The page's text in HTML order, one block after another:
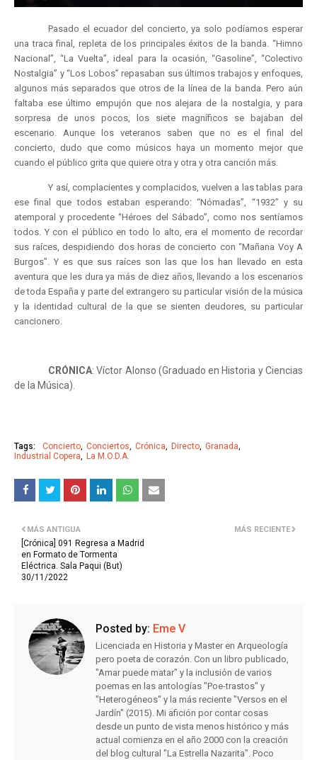
Pasado el ecuador del concierto, ya solo podíamos esperar
una traca final, repleta de los principales éxitos de la banda. “Himno
Nacional”, “La Vuelta”, ideal para la ocasión, “Gasoline”, “Colectivo
Nostalgia” y “Los Lobos” repasaban sus últimos trabajos y enfoques,
algunos más separados que otros de la línea de la banda. Pero aún
faltaba ese último empujón que nos alejara de la nostalgia, y para
sorpresa de unos pocos, los siete magníficos se bajaban del
escenario. Aunque los veteranos saben que no es el final del
concierto, dudo que como músicos haya un momento mejor que
cuando el público grita que quiere otra y otra y otra canción más.
Y así, complacientes y complacidos, vuelven a las tablas para
ese final que todos estaban esperando: “Nómadas”, “1932” y su
atemporal y procedente “Héroes del Sábado”, como nos sentíamos
todos. Y con el público en todo lo alto, era el momento de recordar
sus raíces, despidiendo dos horas de concierto con “Mañana Voy A
Burgos”. Y es que sus raíces son las que los han llevado en esta
aventura que les dura ya más de diez años, llevando a los escenarios
de toda España y parte del extrangero su particular visión de la música
y la identidad cultural de la que se sienten deudores, su particular
cancionero.
CRÓNICA: Víctor Alonso (Graduado en Historia y Ciencias
de la Música).
Tags: Concierto Conciertos Crónica Directo Granada
Industrial Copera
La M.O.D.A.
MÁS RECIENTE
MÁS ANTIGUA
[Crónica] 091 Regresa a Madrid
en Formato de Tormenta
Eléctrica. Sala Paqui (But)
30/11/2022
Posted by: Eme V
Licenciada en Historia y Master en Arqueología
pero poeta de corazón. Con un libro publicado,
"Amar puede matar" y la inclusión de varios
poemas en las antologías "Poe-trastos" y
"Heterogéneos" y la más reciente "Versos en el
Jardín" (2015). Mi afición por contar cosas
desde un punto de vista menos histórico y más
actual comienza en el año 2000 con la creación
del blog cultural "La Estrella Nazarita". Poco